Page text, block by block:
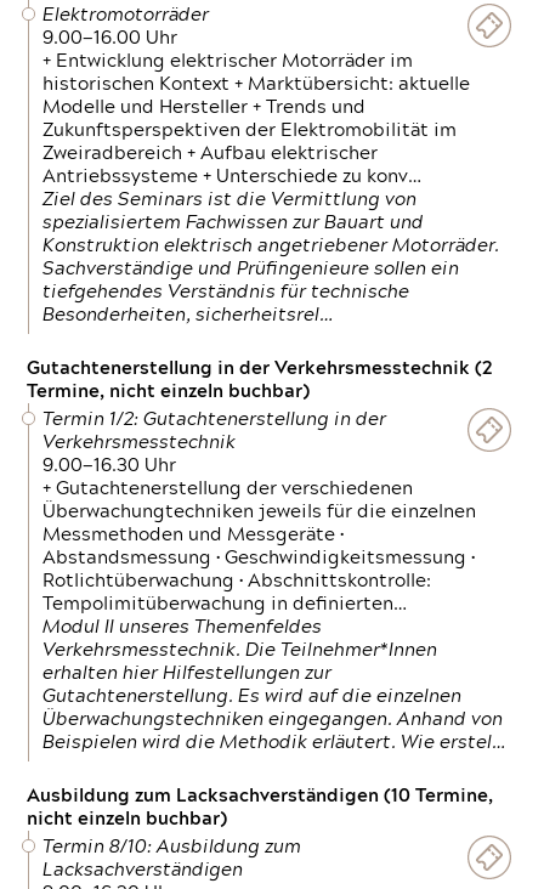
Elektromotorräder
9.00—16.00 Uhr
+ Entwicklung elektrischer Motorräder im
historischen Kontext + Marktübersicht: aktuelle
Modelle und Hersteller + Trends und
Zukunftsperspektiven der Elektromobilität im
Zweiradbereich + Aufbau elektrischer
Antriebssysteme + Unterschiede zu konv…
Ziel des Seminars ist die Vermittlung von
spezialisiertem Fachwissen zur Bauart und
Konstruktion elektrisch angetriebener Motorräder.
Sachverständige und Prüfingenieure sollen ein
tiefgehendes Verständnis für technische
Besonderheiten, sicherheitsrel…
Gutachtenerstellung in der Verkehrsmesstechnik (2
Termine, nicht einzeln buchbar)
Termin 1/2: Gutachtenerstellung in der
Verkehrsmesstechnik
9.00—16.30 Uhr
+ Gutachtenerstellung der verschiedenen
Überwachungtechniken jeweils für die einzelnen
Messmethoden und Messgeräte •
Abstandsmessung • Geschwindigkeitsmessung •
Rotlichtüberwachung • Abschnittskontrolle:
Tempolimitüberwachung in definierten…
Modul II unseres Themenfeldes
Verkehrsmesstechnik. Die Teilnehmer*Innen
erhalten hier Hilfestellungen zur
Gutachtenerstellung. Es wird auf die einzelnen
Überwachungstechniken eingegangen. Anhand von
Beispielen wird die Methodik erläutert. Wie erstel…
Ausbildung zum Lacksachverständigen (10 Termine,
nicht einzeln buchbar)
Termin 8/10: Ausbildung zum
Lacksachverständigen